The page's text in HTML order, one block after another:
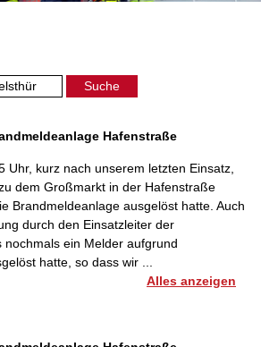
Hafenstraße
Uhr, kurz nach unserem letzten Einsatz,
dem Großmarkt in der Hafenstraße
Brandmeldeanlage ausgelöst hatte. Auch
durch den Einsatzleiter der
nochmals ein Melder aufgrund
hatte, so dass wir ...
Alles anzeigen